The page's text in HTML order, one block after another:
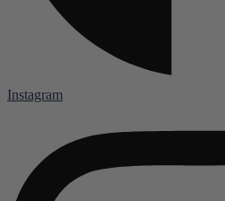
Instagram